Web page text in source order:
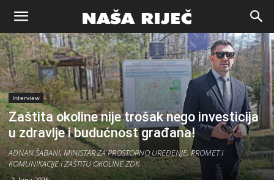
Naša
riječ
Zenica
Interview
Zaštita okoline nije trošak nego investicija
u zdravlje i budućnost građana!
ADNAN ŠABANI, MINISTAR ZA PROSTORNO UREĐENJE, PROMET I
KOMUNIKACIJE I ZAŠTITU OKOLINE ZDK